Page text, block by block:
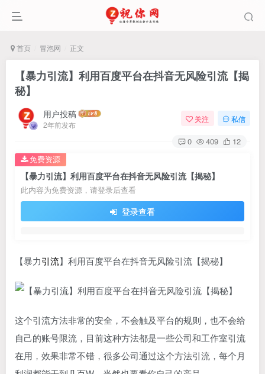
首页 冒泡网 正文
【暴力引流】利用百度平台在抖音无风险引流【揭
秘】
用户投稿
2年前发布
关注 私信
0 409 12
【暴力引流】利用百度平台在抖音无风险引流【揭秘】
此内容为免费资源，请登录后查看
登录查看
免费资源
【暴力引流】利用百度平台在抖音无风险引流【揭秘】
这个引流方法非常的安全，不会触及平台的规则，也不会给
自己的账号限流，目前这种方法都是一些公司和工作室引流
在用，效果非常不错，很多公司通过这个方法引流，每个月